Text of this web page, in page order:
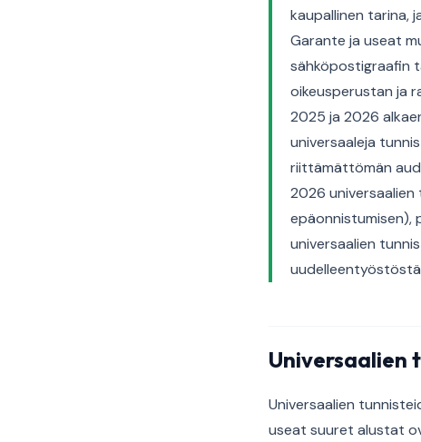
kaupallinen tarina,
Garante ja useat
sähköpostigraafin
oikeusperustan ja
2025 ja 2026
universaaleja
riittämättömän
2026 universaalien
epäonnistumisen),
universaalien
Universaalien
Universaalien
useat suuret alustat